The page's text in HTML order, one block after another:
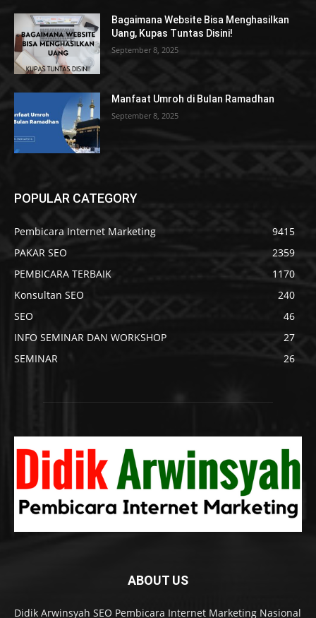
Bagaimana Website Bisa Menghasilkan
Uang, Kupas Tuntas Disini!
September 8, 2025
Manfaat Umroh di Bulan Ramadhan
September 8, 2025
POPULAR CATEGORY
Pembicara Internet Marketing
9415
PAKAR SEO
2359
PEMBICARA TERBAIK
1170
Konsultan SEO
240
SEO
46
INFO SEMINAR DAN WORKSHOP
27
SEMINAR
26
ABOUT US
Didik Arwinsyah SEO Pembicara Internet Marketing Nasional